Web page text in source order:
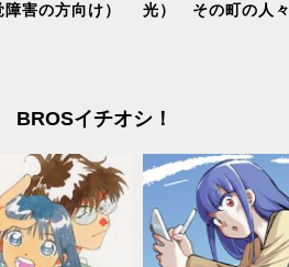
害の方向け）
光） その町の人々
BROSイチオシ！